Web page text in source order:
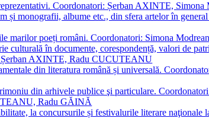
Coordonatori: Șerban AXINTE,
și monografii, albume etc., din sfera artelor în
marilor poeți români. Coordonatori: Simona
culturală în documente, corespondență, valori de
Șerban AXINTE, Radu CUCUTEANU
din literatura română și universală.
din arhivele publice şi particulare.
Radu GĂINĂ
la concursurile și festivalurile literare naţionale